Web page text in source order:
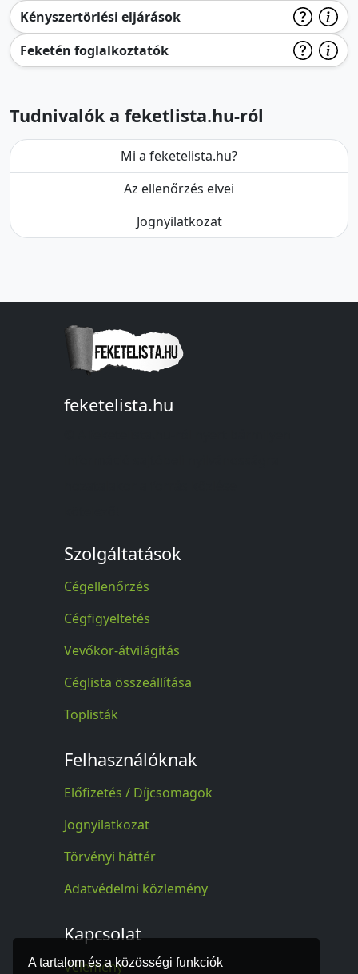
A tartalom és a közösségi funkciók
Kényszertörlési eljárások
Feketén foglalkoztatók
Tudnivalók a feketlista.hu-ról
Mi a feketelista.hu?
Az ellenőrzés elvei
Jognyilatkozat
feketelista.hu
Szolgáltatások
Cégellenőrzés
Cégfigyeltetés
Vevőkör-átvilágítás
Céglista összeállítása
Toplisták
Felhasználóknak
Előfizetés / Díjcsomagok
Jognyilatkozat
Törvényi háttér
Adatvédelmi közlemény
Kapcsolat
Vélemény